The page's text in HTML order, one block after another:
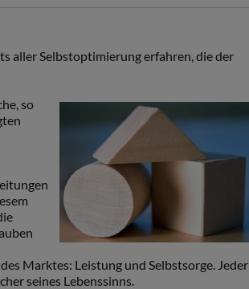
aller Selbstoptimierung erfahren, die der
so
Marktes: Leistung und Selbstsorge. Jeder
seines Lebenssinns.